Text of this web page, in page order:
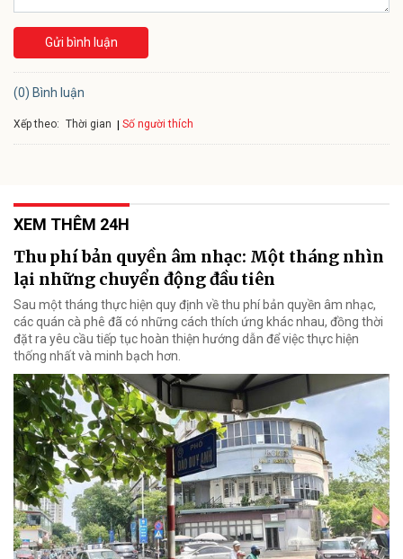
Gửi bình luận
(0) Bình luận
Xếp theo: Thời gian Số người thích
XEM THÊM 24H
Thu phí bản quyền âm nhạc: Một tháng nhìn
lại những chuyển động đầu tiên
Sau một tháng thực hiện quy định về thu phí bản quyền âm nhạc,
các quán cà phê đã có những cách thích ứng khác nhau, đồng thời
đặt ra yêu cầu tiếp tục hoàn thiện hướng dẫn để việc thực hiện
thống nhất và minh bạch hơn.